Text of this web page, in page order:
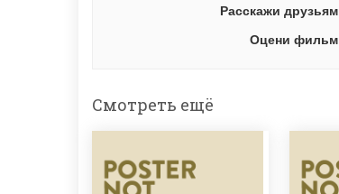
Расскажи друзьям
Оцени фильм
Смотреть ещё